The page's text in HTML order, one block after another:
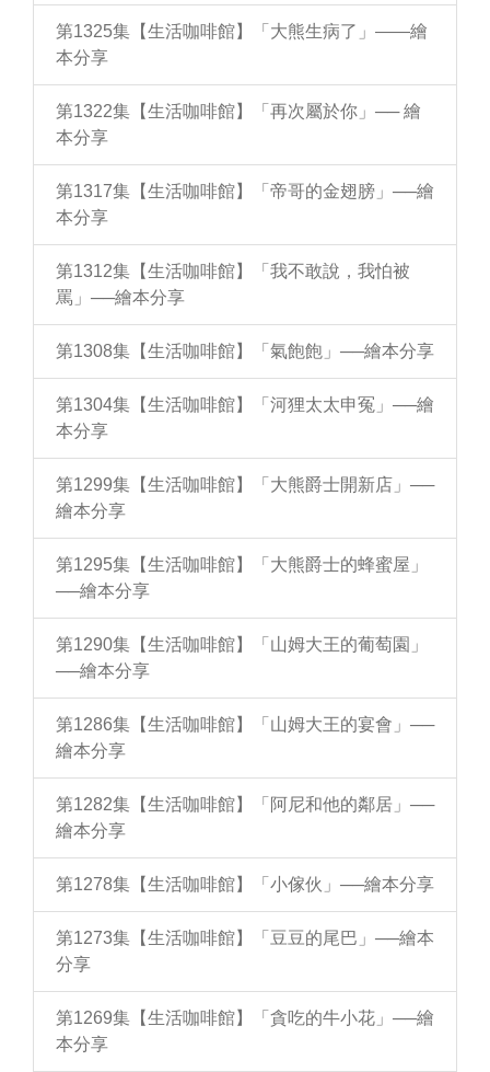
第1325集【生活咖啡館】「大熊生病了」——繪
本分享
第1322集【生活咖啡館】「再次屬於你」── 繪
本分享
第1317集【生活咖啡館】「帝哥的金翅膀」──繪
本分享
第1312集【生活咖啡館】「我不敢說，我怕被
罵」──繪本分享
第1308集【生活咖啡館】「氣飽飽」──繪本分享
第1304集【生活咖啡館】「河狸太太申冤」──繪
本分享
第1299集【生活咖啡館】「大熊爵士開新店」──
繪本分享
第1295集【生活咖啡館】「大熊爵士的蜂蜜屋」
──繪本分享
第1290集【生活咖啡館】「山姆大王的葡萄園」
──繪本分享
第1286集【生活咖啡館】「山姆大王的宴會」──
繪本分享
第1282集【生活咖啡館】「阿尼和他的鄰居」──
繪本分享
第1278集【生活咖啡館】「小傢伙」──繪本分享
第1273集【生活咖啡館】「豆豆的尾巴」──繪本
分享
第1269集【生活咖啡館】「貪吃的牛小花」──繪
本分享